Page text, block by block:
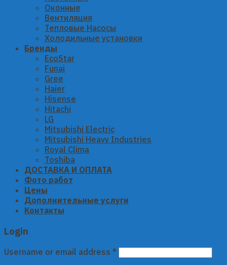
Оконные
Вентиляция
Тепловые Насосы
Холодильные установки
Бренды
EcoStar
Funai
Gree
Haier
Hisense
Hitachi
LG
Mitsubishi Electric
Mitsubishi Heavy Industries
Royal Clima
Toshiba
ДОСТАВКА И ОПЛАТА
Фото работ
Цены
Дополнительные услуги
Контакты
Login
Username or email address *